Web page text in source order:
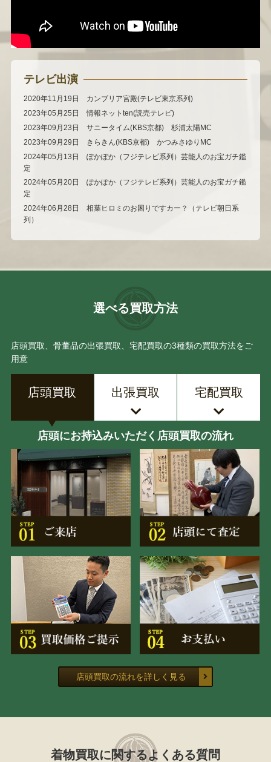
テレビ出演
2020年11月19日 カンブリア宮殿(テレビ東京系列)
2023年05月25日 情報ネットten(読売テレビ)
2023年09月23日 サニータイム(KBS京都) 杉浦太陽MC
2023年09月29日 きらきん(KBS京都) かつみさゆりMC
2024年05月13日 ぽかぽか（フジテレビ系列）芸能人のお宝ガチ鑑
定
2024年05月20日 ぽかぽか（フジテレビ系列）芸能人のお宝ガチ鑑
定
2024年06月28日 相葉ヒロミのお困りですカー？（テレビ朝日系
列）
選べる買取方法
店頭買取、骨董品の出張買取、宅配買取の3種類の買取方法をご
用意
店頭買取 出張買取 宅配買取
店頭にお持込みいただく店頭買取の流れ
店頭買取の流れを詳しく見る
着物買取に関するよくある質問